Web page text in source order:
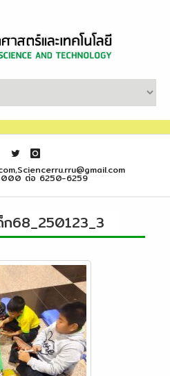
ต่อ 6250-6259
ก68_250123_3